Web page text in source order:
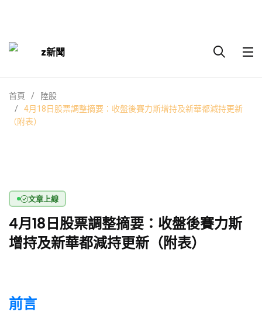
z新聞
首頁
陸股
4月18日股票調整摘要：收盤後賽力斯增持及新華都減持更新
（附表）
文章上線
4月18日股票調整摘要：收盤後賽力斯
增持及新華都減持更新（附表）
前言